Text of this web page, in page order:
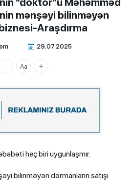
mənşəyi bilinməyən
Araşdırma
29.07.2025
Xalq.Online
heç biri uygunlaşmır.
bilinməyən dərmanların satışı